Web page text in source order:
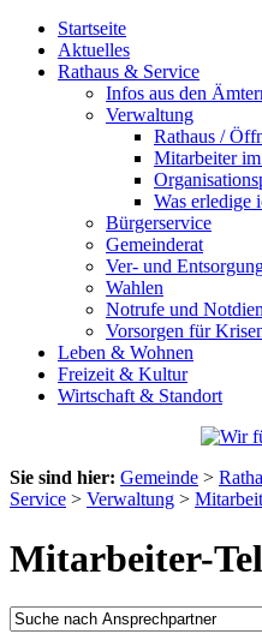
Startseite
Aktuelles
Rathaus & Service
Infos aus den
Verwaltung
Rathaus /
Mitarbeiter
Was erledige
Bürgerservice
Gemeinderat
Ver- und
Wahlen
Notrufe und
Vorsorgen für
Leben & Wohnen
Freizeit & Kultur
Wirtschaft & Standort
Sie sind hier: Gemeinde >
Service > Verwaltung >
Mitarbeiter-